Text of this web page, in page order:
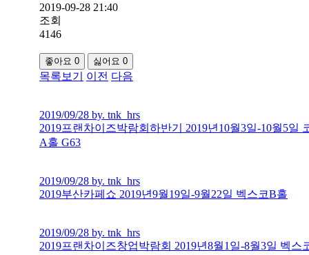
2019-09-28 21:40
조회
4146
좋아요 0 싫어요 0
목록보기 이전 다음
2019/09/28 by. tnk_hrs
2019프랜차이즈박람회하반기 2019년10월3일-10월5일
A홀 G63
2019/09/28 by. tnk_hrs
2019부산카페쇼 2019년9월19일-9월22일 벡스코B홀
2019/09/28 by. tnk_hrs
2019프랜차이즈창업박람회 2019년8월1일-8월3일 벡스